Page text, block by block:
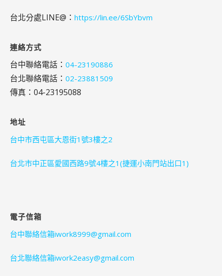
台北分處LINE@： https://lin.ee/6SbYbvm
連絡方式
台中聯絡電話： 04-23190886
台北聯絡電話： 02-23881509
傳真：04-23195088
地址
台中市西屯區大恩街1號3樓之2
台北市中正區愛國西路9號4樓之1(捷運小南門站出口1)
電子信箱
台中聯絡信箱iwork8999@gmail.com
台北聯絡信箱iwork2easy@gmail.com